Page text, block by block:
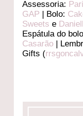
Assessoria:
GAP | Bolo:
Sweets e
Espátula do
Casarão |
Gifts (